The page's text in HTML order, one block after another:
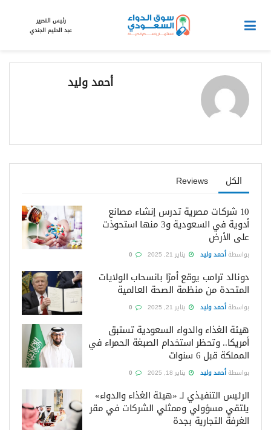
رئيس التحرير
عبد الحليم الجندي
أحمد وليد
الكل Reviews
10 شركات مصرية تدرس إنشاء مصانع
أدوية في السعودية و3 منها استحوذت
على الأرض
بواسطةأحمد وليد يناير 21, 2025
دونالد ترامب يوقع أمرًا بانسحاب الولايات
المتحدة من منظمة الصحة العالمية
بواسطةأحمد وليد يناير 21, 2025
هيئة الغذاء والدواء السعودية تستبق
أمريكا.. وتحظر استخدام الصبغة الحمراء في
المملكة قبل 6 سنوات
بواسطةأحمد وليد يناير 18, 2025
الرئيس التنفيذي لـ «هيئة الغذاء والدواء»
يلتقي مسؤولي وممثلي الشركات في مقر
الغرفة التجارية بجدة